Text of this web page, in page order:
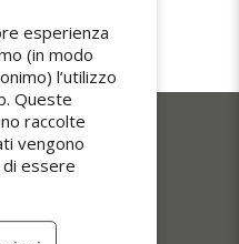
firma, per una
impeccabile.
esperienza
(in modo
l’utilizzo
Queste
raccolte
vengono
essere